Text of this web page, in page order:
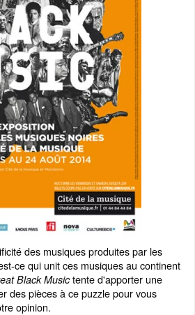
des musiques produites par les
ce qui unit ces musiques au continent
Black Musictente d'apporter une
des pièces à ce puzzle pour vous
opinion.